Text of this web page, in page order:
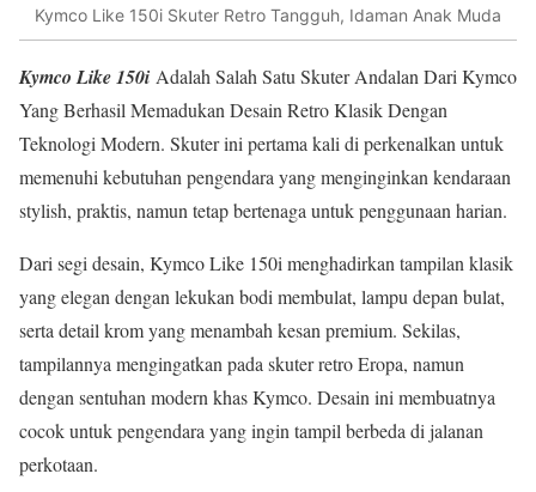
Kymco Like 150i Skuter Retro Tangguh, Idaman Anak Muda
Kymco Like 150i Adalah Salah Satu Skuter Andalan Dari Kymco
Yang Berhasil Memadukan Desain Retro Klasik Dengan
Teknologi Modern. Skuter ini pertama kali di perkenalkan untuk
memenuhi kebutuhan pengendara yang menginginkan kendaraan
stylish, praktis, namun tetap bertenaga untuk penggunaan harian.
Dari segi desain, Kymco Like 150i menghadirkan tampilan klasik
yang elegan dengan lekukan bodi membulat, lampu depan bulat,
serta detail krom yang menambah kesan premium. Sekilas,
tampilannya mengingatkan pada skuter retro Eropa, namun
dengan sentuhan modern khas Kymco. Desain ini membuatnya
cocok untuk pengendara yang ingin tampil berbeda di jalanan
perkotaan.